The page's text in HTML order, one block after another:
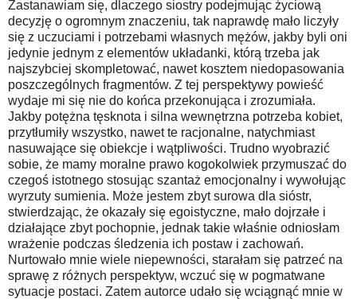
Zastanawiam się, dlaczego siostry podejmując życiową
decyzję o ogromnym znaczeniu, tak naprawdę mało liczyły
się z uczuciami i potrzebami własnych mężów, jakby byli oni
jedynie jednym z elementów układanki, którą trzeba jak
najszybciej skompletować, nawet kosztem niedopasowania
poszczególnych fragmentów. Z tej perspektywy powieść
wydaje mi się nie do końca przekonująca i zrozumiała.
Jakby potężna tęsknota i silna wewnętrzna potrzeba kobiet,
przytłumiły wszystko, nawet te racjonalne, natychmiast
nasuwające się obiekcje i wątpliwości. Trudno wyobrazić
sobie, że mamy moralne prawo kogokolwiek przymuszać do
czegoś istotnego stosując szantaż emocjonalny i wywołując
wyrzuty sumienia. Może jestem zbyt surowa dla sióstr,
stwierdzając, że okazały się egoistyczne, mało dojrzałe i
działające zbyt pochopnie, jednak takie właśnie odniosłam
wrażenie podczas śledzenia ich postaw i zachowań.
Nurtowało mnie wiele niepewności, starałam się patrzeć na
sprawę z różnych perspektyw, wczuć się w pogmatwane
sytuacje postaci. Zatem autorce udało się wciągnąć mnie w